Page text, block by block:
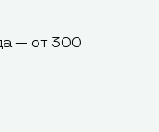
— от 300